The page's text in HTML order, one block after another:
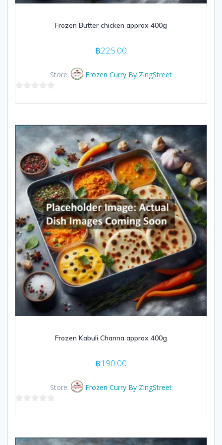
Frozen Butter chicken approx 400g
฿225.00
Store: Frozen Curry By ZingStreet
5
Frozen Kabuli Channa approx 400g
฿190.00
Store: Frozen Curry By ZingStreet
5